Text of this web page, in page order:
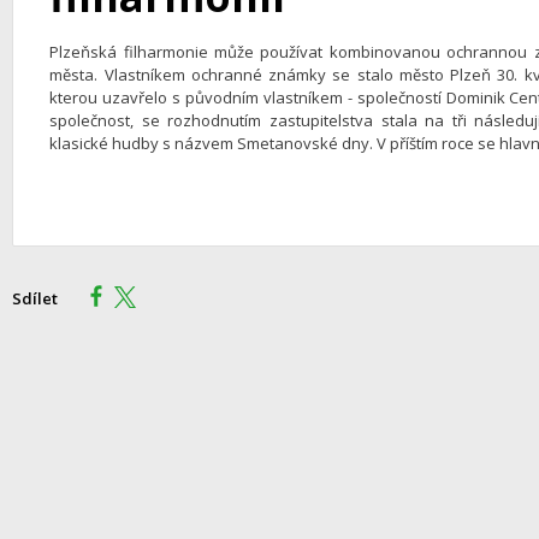
Plzeňská filharmonie může používat kombinovanou ochrannou
města. Vlastníkem ochranné známky se stalo město Plzeň 30.
kterou uzavřelo s původním vlastníkem - společností Dominik
společnost, se rozhodnutím zastupitelstva stala na tři
klasické hudby s názvem Smetanovské dny. V příštím roce se
Sdílet